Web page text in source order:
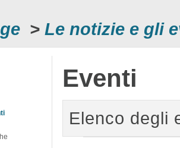
> Le notizie e gli
Eventi
Elenco degli